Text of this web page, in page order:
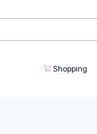
Shopping